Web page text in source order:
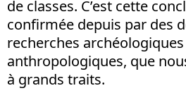
de classes. C’est cette
confirmée depuis par des
recherches
anthropologiques, que
à grands traits.